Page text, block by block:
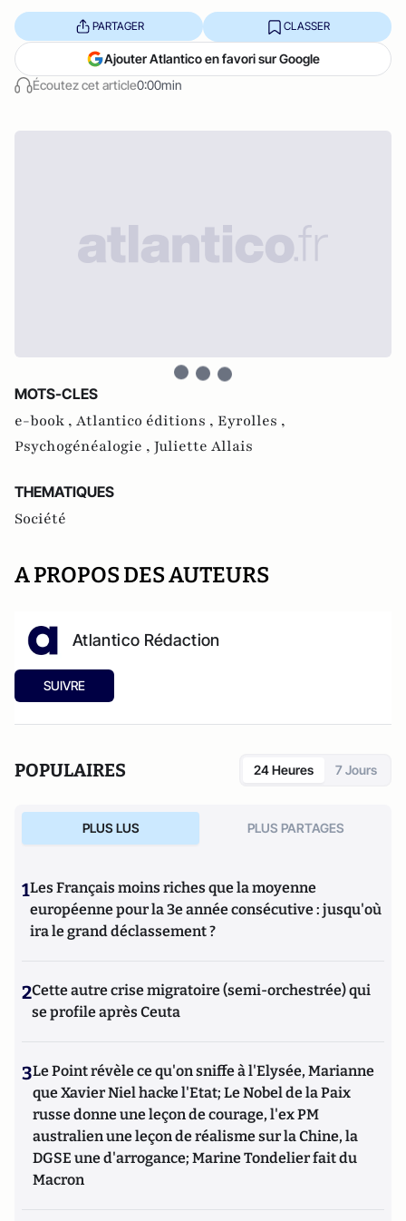
Écoutez cet article0:00min
PARTAGER CLASSER
Ajouter Atlantico en favori sur Google
MOTS-CLES
e-book , Atlantico éditions , Eyrolles ,
Psychogénéalogie , Juliette Allais
THEMATIQUES
Société
A PROPOS DES AUTEURS
Atlantico Rédaction
SUIVRE
POPULAIRES 24 Heures 7 Jours
PLUS LUS PLUS PARTAGES
1Les Français moins riches que la moyenne
européenne pour la 3e année consécutive : jusqu'où
ira le grand déclassement ?
2Cette autre crise migratoire (semi-orchestrée) qui
se profile après Ceuta
3Le Point révèle ce qu'on sniffe à l'Elysée, Marianne
que Xavier Niel hacke l'Etat; Le Nobel de la Paix
russe donne une leçon de courage, l'ex PM
australien une leçon de réalisme sur la Chine, la
DGSE une d'arrogance; Marine Tondelier fait du
Macron